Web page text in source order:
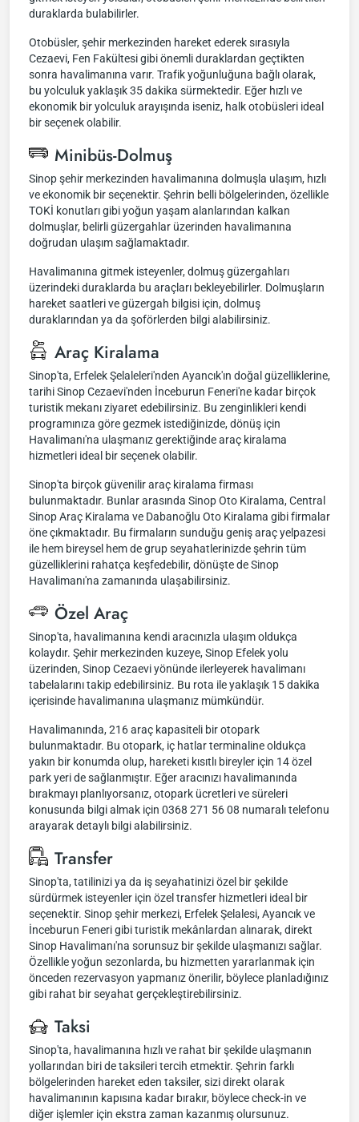
duraklarda bulabilirler.
Otobüsler, şehir merkezinden hareket ederek sırasıyla
Cezaevi, Fen Fakültesi gibi önemli duraklardan geçtikten
sonra havalimanına varır. Trafik yoğunluğuna bağlı olarak,
bu yolculuk yaklaşık 35 dakika sürmektedir. Eğer hızlı ve
ekonomik bir yolculuk arayışında iseniz, halk otobüsleri ideal
bir seçenek olabilir.
Minibüs-Dolmuş
Sinop şehir merkezinden havalimanına dolmuşla ulaşım, hızlı
ve ekonomik bir seçenektir. Şehrin belli bölgelerinden, özellikle
TOKİ konutları gibi yoğun yaşam alanlarından kalkan
dolmuşlar, belirli güzergahlar üzerinden havalimanına
doğrudan ulaşım sağlamaktadır.
Havalimanına gitmek isteyenler, dolmuş güzergahları
üzerindeki duraklarda bu araçları bekleyebilirler. Dolmuşların
hareket saatleri ve güzergah bilgisi için, dolmuş
duraklarından ya da şoförlerden bilgi alabilirsiniz.
Araç Kiralama
Sinop'ta, Erfelek Şelaleleri'nden Ayancık'ın doğal güzelliklerine,
tarihi Sinop Cezaevi'nden İnceburun Feneri'ne kadar birçok
turistik mekanı ziyaret edebilirsiniz. Bu zenginlikleri kendi
programınıza göre gezmek istediğinizde, dönüş için
Havalimanı'na ulaşmanız gerektiğinde araç kiralama
hizmetleri ideal bir seçenek olabilir.
Sinop'ta birçok güvenilir araç kiralama firması
bulunmaktadır. Bunlar arasında Sinop Oto Kiralama, Central
Sinop Araç Kiralama ve Dabanoğlu Oto Kiralama gibi firmalar
öne çıkmaktadır. Bu firmaların sunduğu geniş araç yelpazesi
ile hem bireysel hem de grup seyahatlerinizde şehrin tüm
güzelliklerini rahatça keşfedebilir, dönüşte de Sinop
Havalimanı'na zamanında ulaşabilirsiniz.
Özel Araç
Sinop'ta, havalimanına kendi aracınızla ulaşım oldukça
kolaydır. Şehir merkezinden kuzeye, Sinop Efelek yolu
üzerinden, Sinop Cezaevi yönünde ilerleyerek havalimanı
tabelalarını takip edebilirsiniz. Bu rota ile yaklaşık 15 dakika
içerisinde havalimanına ulaşmanız mümkündür.
Havalimanında, 216 araç kapasiteli bir otopark
bulunmaktadır. Bu otopark, iç hatlar terminaline oldukça
yakın bir konumda olup, hareketi kısıtlı bireyler için 14 özel
park yeri de sağlanmıştır. Eğer aracınızı havalimanında
bırakmayı planlıyorsanız, otopark ücretleri ve süreleri
konusunda bilgi almak için 0368 271 56 08 numaralı telefonu
arayarak detaylı bilgi alabilirsiniz.
Transfer
Sinop'ta, tatilinizi ya da iş seyahatinizi özel bir şekilde
sürdürmek isteyenler için özel transfer hizmetleri ideal bir
seçenektir. Sinop şehir merkezi, Erfelek Şelalesi, Ayancık ve
İnceburun Feneri gibi turistik mekânlardan alınarak, direkt
Sinop Havalimanı'na sorunsuz bir şekilde ulaşmanızı sağlar.
Özellikle yoğun sezonlarda, bu hizmetten yararlanmak için
önceden rezervasyon yapmanız önerilir, böylece planladığınız
gibi rahat bir seyahat gerçekleştirebilirsiniz.
Taksi
Sinop'ta, havalimanına hızlı ve rahat bir şekilde ulaşmanın
yollarından biri de taksileri tercih etmektir. Şehrin farklı
bölgelerinden hareket eden taksiler, sizi direkt olarak
havalimanının kapısına kadar bırakır, böylece check-in ve
diğer işlemler için ekstra zaman kazanmış olursunuz.